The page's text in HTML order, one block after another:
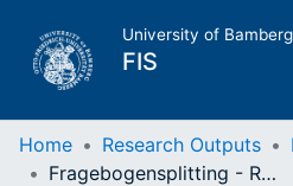
University of Bamberg
FIS
Home
Home Research Outputs
Fragebogensplitting - Reduzierung der Antwortbelastung durch Datenergänzung